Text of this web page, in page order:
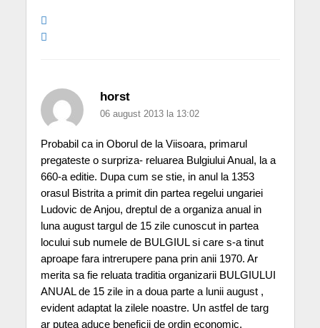
horst
06 august 2013 la 13:02
Probabil ca in Oborul de la Viisoara, primarul
pregateste o surpriza- reluarea Bulgiului Anual, la a
660-a editie. Dupa cum se stie, in anul la 1353
orasul Bistrita a primit din partea regelui ungariei
Ludovic de Anjou, dreptul de a organiza anual in
luna august targul de 15 zile cunoscut in partea
locului sub numele de BULGIUL si care s-a tinut
aproape fara intrerupere pana prin anii 1970. Ar
merita sa fie reluata traditia organizarii BULGIULUI
ANUAL de 15 zile in a doua parte a lunii august ,
evident adaptat la zilele noastre. Un astfel de targ
ar putea aduce beneficii de ordin economic,